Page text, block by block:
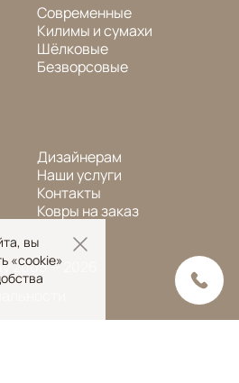
Современные
Килимы и сумахи
Шёлковые
Безворсовые
Дизайнерам
Наши услуги
Контакты
Ковры на заказ
2005 — 2026
вы
«cookie»